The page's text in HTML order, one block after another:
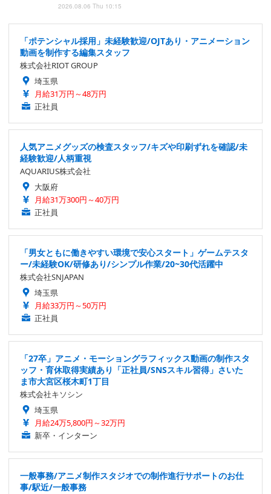
2026.08.06 Thu 10:15
「ポテンシャル採用」未経験歓迎/OJTあり・アニメーション
動画を制作する編集スタッフ
株式会社RIOT GROUP
埼玉県
月給31万円～48万円
正社員
人気アニメグッズの検査スタッフ/キズや印刷ずれを確認/未
経験歓迎/人柄重視
AQUARIUS株式会社
大阪府
月給31万300円～40万円
正社員
「男女ともに働きやすい環境で安心スタート」ゲームテスタ
ー/未経験OK/研修あり/シンプル作業/20~30代活躍中
株式会社SNJAPAN
埼玉県
月給33万円～50万円
正社員
「27卒」アニメ・モーショングラフィックス動画の制作スタ
ッフ・育休取得実績あり「正社員/SNSスキル習得」さいた
ま市大宮区桜木町1丁目
株式会社キソシン
埼玉県
月給24万5,800円～32万円
新卒・インターン
一般事務/アニメ制作スタジオでの制作進行サポートのお仕
事/駅近/一般事務